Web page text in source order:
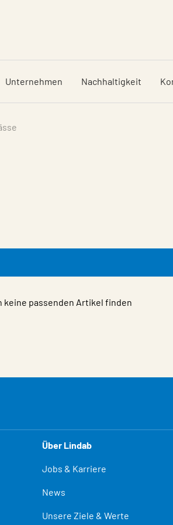
Unternehmen Nachhaltigkeit
keine passenden Artikel finden
Über Lindab
Jobs & Karriere
News
Unsere Ziele & Werte